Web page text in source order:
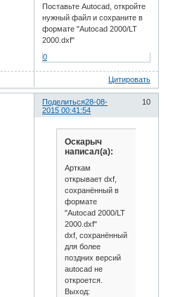
Поставьте Autocad, откройте
нужный файл и сохраните в
формате "Autocad 2000/LT
2000.dxf"
0
Цитировать
Поделиться 10
28-08-
2015 00:41:54
Оскарыч
написал(а):
Арткам
открывает dxf,
сохранённый в
формате
"Autocad 2000/LT
2000.dxf"
dxf, сохранённый
для более
поздних версий
autocad не
откроется.
Выход: